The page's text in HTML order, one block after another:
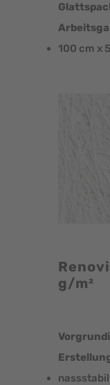
100 cm x
g/m²
nassstabil